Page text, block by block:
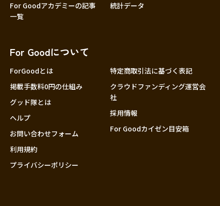
For Goodアカデミーの記事
一覧
統計データ
For Goodについて
ForGoodとは
掲載手数料0円の仕組み
グッド隊とは
ヘルプ
お問い合わせフォーム
利用規約
プライバシーポリシー
特定商取引法に基づく表記
クラウドファンディング運営会
社
採用情報
For Goodカイゼン目安箱